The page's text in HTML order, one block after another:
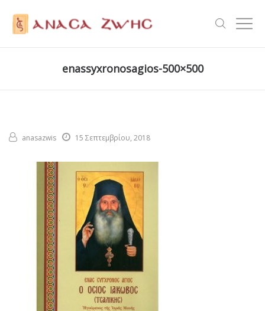
enassyxronosagios-500×500
anasazwis 15 Σεπτεμβρίου, 2018